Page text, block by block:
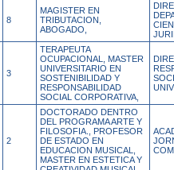
8
MAGISTER EN
TRIBUTACION,
ABOGADO,
3
TERAPEUTA
OCUPACIONAL, MASTER
UNIVERSITARIO EN
SOSTENIBILIDAD Y
RESPONSABILIDAD
SOCIAL CORPORATIVA,
2
DOCTORADO DENTRO
DEL PROGRAMA ARTE Y
FILOSOFIA., PROFESOR
DE ESTADO EN
EDUCACION MUSICAL,
MASTER EN ESTETICA Y